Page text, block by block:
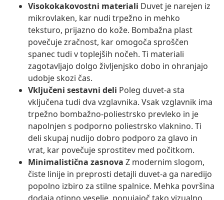
Visokokakovostni materiali Duvet je narejen iz
mikrovlaken, kar nudi trpežno in mehko
teksturo, prijazno do kože. Bombažna plast
povečuje zračnost, kar omogoča sproščen
spanec tudi v toplejših nočeh. Ti materiali
zagotavljajo dolgo življenjsko dobo in ohranjajo
udobje skozi čas.
Vključeni sestavni deli Poleg duvet-a sta
vključena tudi dva vzglavnika. Vsak vzglavnik ima
trpežno bombažno-poliestrsko prevleko in je
napolnjen s podporno poliestrsko vlaknino. Ti
deli skupaj nudijo dobro podporo za glavo in
vrat, kar povečuje sprostitev med počitkom.
Minimalistična zasnova Z modernim slogom,
čiste linije in preprosti detajli duvet-a ga naredijo
popolno izbiro za stilne spalnice. Mehka površina